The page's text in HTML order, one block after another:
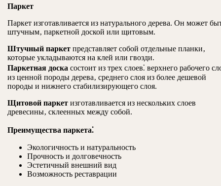
Паркет
Паркет изготавливается из натурального дерева. Он может
штучным‚ паркетной доской или щитовым.
Штучный паркет представляет собой отдельные планки‚
которые укладываются на клей или гвозди.
Паркетная доска состоит из трех слоев⁚ верхнего рабочего
из ценной породы дерева‚ среднего слоя из более дешевой
породы и нижнего стабилизирующего слоя.
Щитовой паркет изготавливается из нескольких слоев
древесины‚ склеенных между собой.
Преимущества паркета⁚
Экологичность и натуральность
Прочность и долговечность
Эстетичный внешний вид
Возможность реставрации